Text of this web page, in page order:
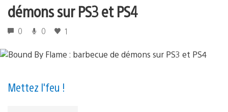
démons sur PS3 et PS4
0 0 1
Mettez l'feu !